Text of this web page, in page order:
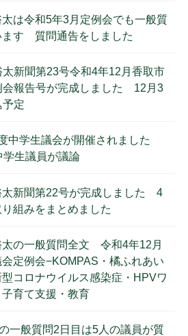
は令和5年3月定例会でも一般質
ます 質問通告をしました
太新聞第23号令和4年12月香取市
会報告号が完成しました 12月3
予定
中学生議会が開催されました
学生議員が議論
太新聞第22号が完成しました 4
組みをまとめました
太の一般質問全文 令和4年12月
定例会−KOMPAS・橘ふれあい
コロナウイルス感染症・HPVワ
子育て支援・教育
一般質問2日目は5人の議員が質